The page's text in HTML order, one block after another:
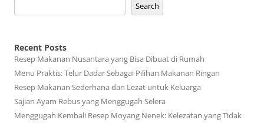
Search
Recent Posts
Resep Makanan Nusantara yang Bisa Dibuat di Rumah
Menu Praktis: Telur Dadar Sebagai Pilihan Makanan Ringan
Resep Makanan Sederhana dan Lezat untuk Keluarga
Sajian Ayam Rebus yang Menggugah Selera
Menggugah Kembali Resep Moyang Nenek: Kelezatan yang Tidak